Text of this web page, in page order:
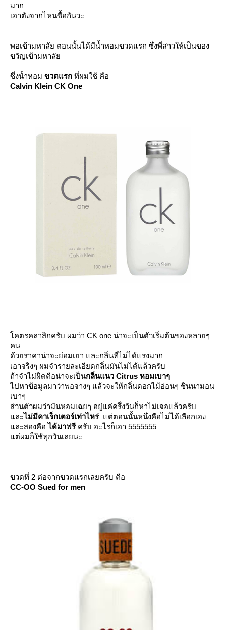
มาก
เอาตังจากไหนซื้อกันวะ
พอเข้ามหาลัย ตอนนั้นได้มีน้ำหอมขวดแรก ซึ่งพี่สาวให้เป็นของ
ขวัญเข้ามหาลั
ซึ่งน้ำหอม ขวดแรก ที่ผมใช้ คือ
Calvin Klein CK One
คตรคลาสิกครับ ผมว่า CK one น่าจะเป็นตัวเริ่มต้นของหลายๆ
คน
ด้วยราคาน่าจะย่อมเยา และกลิ่นที่ไม่ได้แรงมาก
เอาจริงๆ ผมจำรายละเอียดกลิ่นมันไม่ได้แล้วครับ
ถ้าจำไม่ผิดคือน่าจะเป็นกลิ่นแนว Citrus หอมเบาๆ
ไปหาข้อมูลมาว่าพอจางๆ แล้วจะให้กลิ่นดอกไม้อ่อนๆ ชินนามอน
เบาๆ
ส่วนตัวผมว่ามันหอมเฉยๆ อยู่แค่ครึ่งวันก็หาไม่เจอแล้วครับ
ละไม่มีคาเร็กเตอร์เท่าไหร่ต่ตอนนั้นหนึ่งคือไม่ได้เลือกเอง
ละสองคือได้มาฟรี ครับ อะไรก็เอา 5555555
ต่ผมก็ใช้ทุกวันเลยนะ
ขวดที่ 2 ต่อจากขวดแรกเลยครับ คือ
CC-OO Sued for men